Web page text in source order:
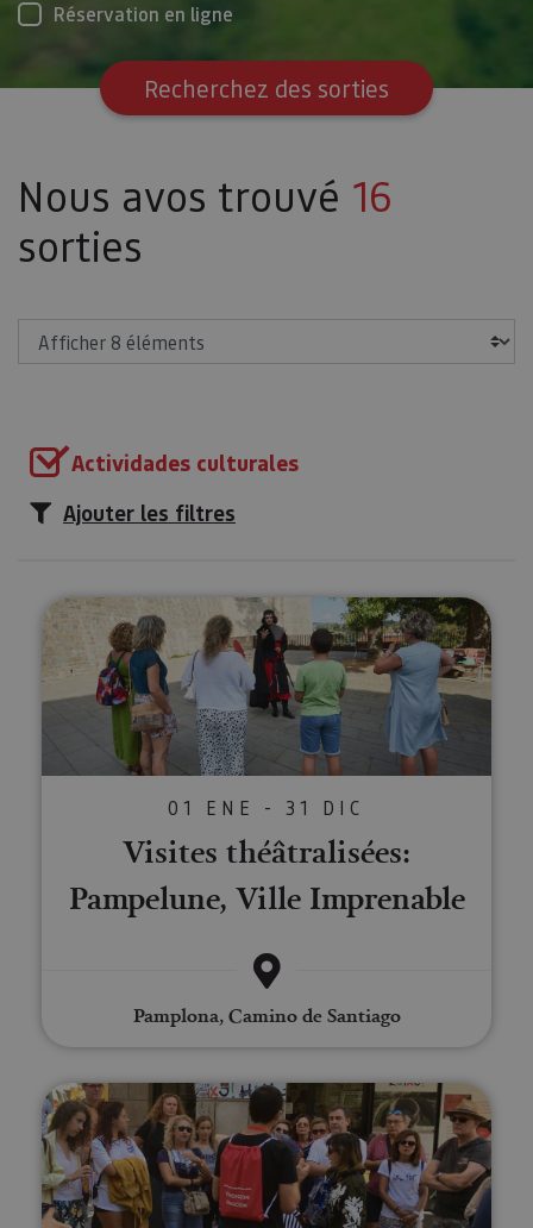
Réservation en ligne
Recherchez des sorties
Nous avos trouvé 16
sorties
Actividades culturales
Ajouter les filtres
Visites théâtralisées:
01 ENE - 31 DIC
Visites théâtralisées:
Pampelune, Ville Imprenable
Pamplona, Camino de Santiago
Visite de Pampelune avec radio-